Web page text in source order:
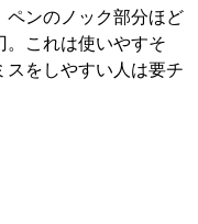
ンのノック部分ほど
。これは使いやすそ
スをしやすい人は要チ